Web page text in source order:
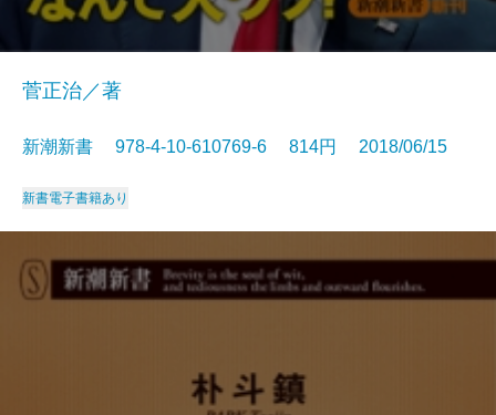
菅正治／著
新潮新書 978-4-10-610769-6 814円 2018/06/15
新書電子書籍あり